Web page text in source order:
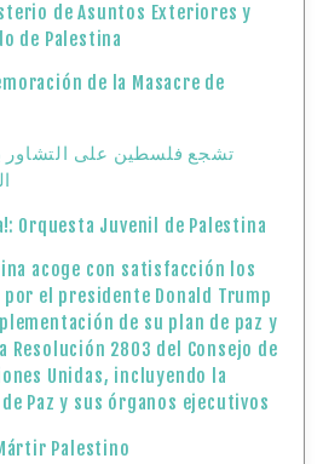
de Asuntos Exteriores y
de Palestina
de la Masacre de
تشجع فلسطين على التشاور
Orquesta Juvenil de Palestina
acoge con satisfacción los
el presidente Donald Trump
de su plan de paz y
2803 del Consejo de
Unidas, incluyendo la
Paz y sus órganos ejecutivos
Palestino